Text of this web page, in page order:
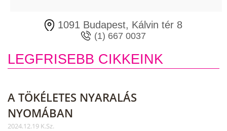
1091 Budapest, Kálvin tér 8
(1) 667 0037
LEGFRISEBB CIKKEINK
A TÖKÉLETES NYARALÁS
NYOMÁBAN
2024.12.19 K.Sz.